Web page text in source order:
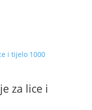
za lice i